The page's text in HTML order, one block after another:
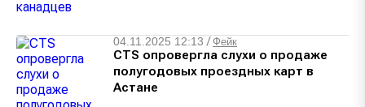
04.11.2025 12:13 /Фейк
CTS опровергла слухи о продаже
полугодовых проездных карт в
Астане